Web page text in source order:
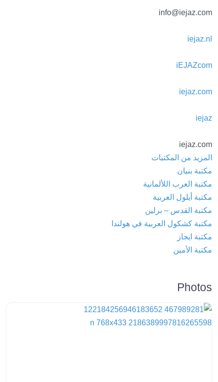
info@iejaz.com
iejaz.nl
iEJAZcom
iejaz.com
iejaz
iejaz.com
المزيد من المكتبات
مكتبة بنيان
مكتبة العرب اللألمانية
مكتبة أيلول العربية
مكتبة القدس – برلين
مكتبة كشكول العربية في هولندا
مكتبة ايجاز
مكتبة الأمين
Photos